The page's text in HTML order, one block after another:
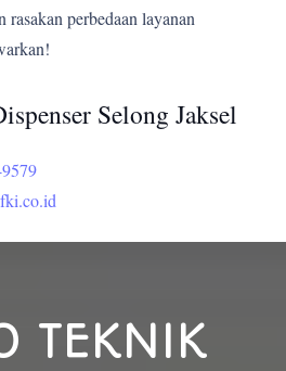
perbedaan layanan
Selong Jaksel
TEKNIK